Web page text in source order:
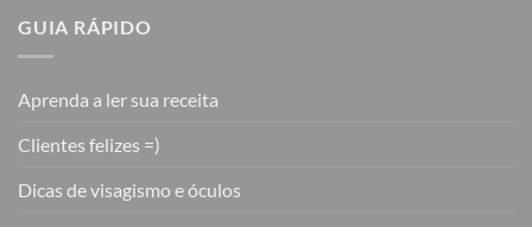
GUIA RÁPIDO
Aprenda a ler sua receita
Clientes felizes =)
Dicas de visagismo e óculos